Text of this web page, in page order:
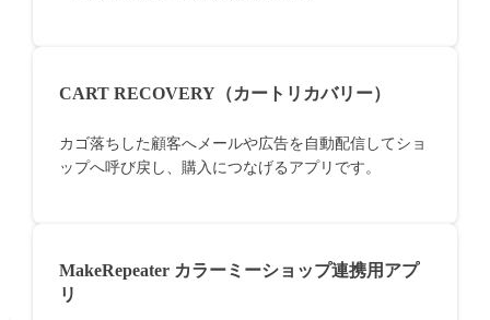
CART RECOVERY（カートリカバリー）
カゴ落ちした顧客へメールや広告を自動配信してショ
ップへ呼び戻し、購入につなげるアプリです。
MakeRepeater カラーミーショップ連携用アプ
リ